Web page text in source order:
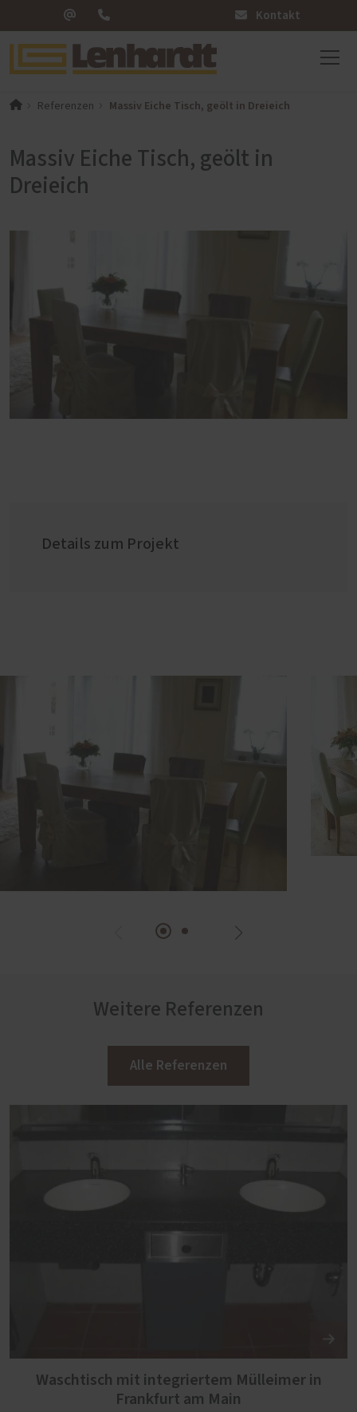
Kontakt
Referenzen Massiv Eiche Tisch, geölt in Dreieich
Massiv Eiche Tisch, geölt in
Dreieich
Details zum Projekt
Weitere Referenzen
Alle Referenzen
Waschtisch mit integriertem Mülleimer in
Frankfurt am Main